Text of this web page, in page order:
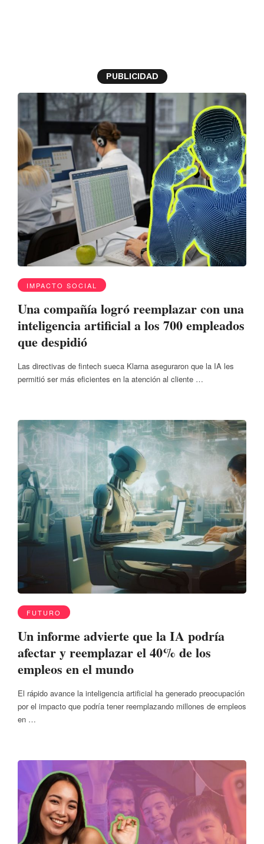
PUBLICIDAD
IMPACTO SOCIAL
Una compañía logró reemplazar con una
inteligencia artificial a los 700 empleados
que despidió
Las directivas de fintech sueca Klarna aseguraron que la IA les
permitió ser más eficientes en la atención al cliente …
FUTURO
Un informe advierte que la IA podría
afectar y reemplazar el 40% de los
empleos en el mundo
El rápido avance la inteligencia artificial ha generado preocupación
por el impacto que podría tener reemplazando millones de empleos
en …